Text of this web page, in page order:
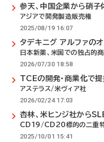
参天、中国企業から硝子
アジアで開発製造販売権
2025/08/19 16:07
タデキニグ アルファの
日本新薬、米国での独占的
2026/07/30 18:58
TCEの開発・商業化で
アステラス/米ヴィア社
2026/02/24 17:03
杏林、米ヒンジ社から
CD19/CD20標的の二重
2025/10/01 15:41